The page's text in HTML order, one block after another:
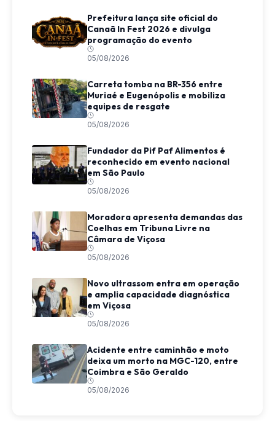
Prefeitura lança site oficial do
Canaã In Fest 2026 e divulga
programação do evento
05/08/2026
Carreta tomba na BR-356 entre
Muriaé e Eugenópolis e mobiliza
equipes de resgate
05/08/2026
Fundador da Pif Paf Alimentos é
reconhecido em evento nacional
em São Paulo
05/08/2026
Moradora apresenta demandas das
Coelhas em Tribuna Livre na
Câmara de Viçosa
05/08/2026
Novo ultrassom entra em operação
e amplia capacidade diagnóstica
em Viçosa
05/08/2026
Acidente entre caminhão e moto
deixa um morto na MGC-120, entre
Coimbra e São Geraldo
05/08/2026